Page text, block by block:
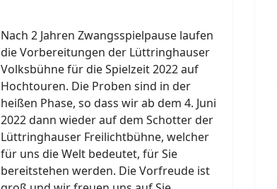
Nach 2 Jahren Zwangsspielpause laufen
die Vorbereitungen der Lüttringhauser
Volksbühne für die Spielzeit 2022 auf
Hochtouren. Die Proben sind in der
heißen Phase, so dass wir ab dem 4. Juni
2022 dann wieder auf dem Schotter der
Lüttringhauser Freilichtbühne, welcher
für uns die Welt bedeutet, für Sie
bereitstehen werden. Die Vorfreude ist